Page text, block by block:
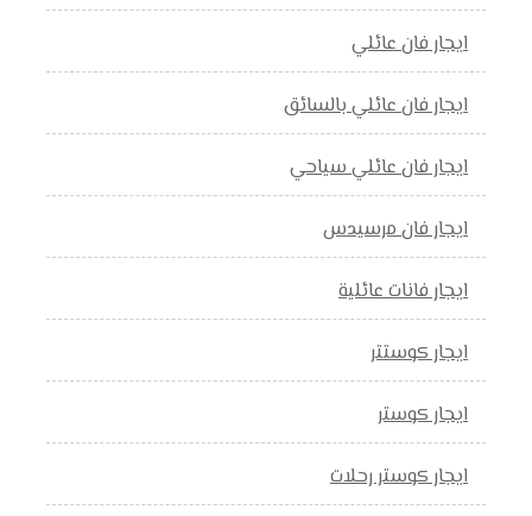
ايجار فان عائلي
ايجار فان عائلي بالسائق
ايجار فان عائلي سياحي
ايجار فان مرسيدس
ايجار فانات عائلية
ايجار كوستتر
ايجار كوستر
ايجار كوستر رحلات